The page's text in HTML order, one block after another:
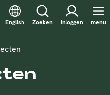
English Zoeken Inloggen menu